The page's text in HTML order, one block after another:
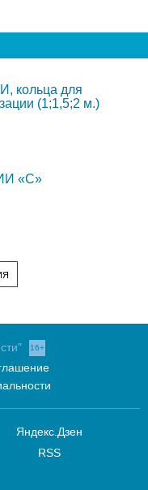
кольца для
(1;1,5;2 м.)
«C»
16+
Яндекс.Дзен
RSS